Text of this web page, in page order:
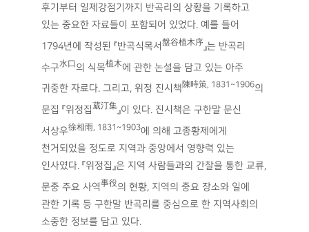
후기부터 일제강점기까지 반곡리의 상황을 기록하고
있는 중요한 자료들이 포함되어 있었다. 예를 들어
1794년에 작성된 『반곡식목서盤谷植木序』는 반곡리
수구水口의 식목植木에 관한 논설을 담고 있는 아주
귀중한 자료다. 그리고, 위정 진시책 陳時策, 1831~1906의
문집 『위정집 葳汀集』이 있다. 진시책은 구한말 문신
서상우徐相雨, 1831~1903에 의해 고종황제에게
천거되었을 정도로 지역과 중앙에서 영향력 있는
인사였다. 『위정집』은 지역 사람들과의 간찰을 통한 교류,
문중 주요 사역事役의 현황, 지역의 중요 장소와 일에
관한 기록 등 구한말 반곡리를 중심으로 한 지역사회의
소중한 정보를 담고 있다.